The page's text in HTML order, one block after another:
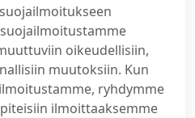
oikeudellisiin,
muutoksiin. Kun
ryhdymme
ilmoittaaksemme